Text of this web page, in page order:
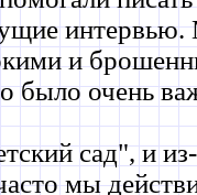
и
было очень
сад", и
мы